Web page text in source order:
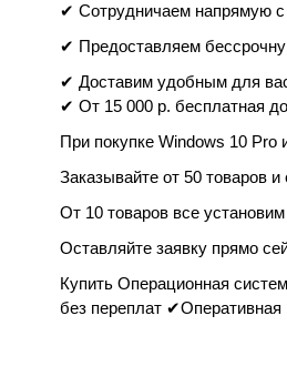
✔ Сотрудничаем напрямую
✔ Предоставляем
✔ Доставим удобным для
✔ От 15 000 р. бесплатная
При покупке Windows 10 Pro
Заказывайте от 50 товаров
От 10 товаров все
Оставляйте заявку прямо
Купить Операционная
без переплат